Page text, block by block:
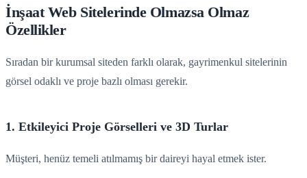
İnşaat Web Sitelerinde Olmazsa Olmaz
Özellikler
Sıradan bir kurumsal siteden farklı olarak, gayrimenkul sitelerinin
görsel odaklı ve proje bazlı olması gerekir.
1. Etkileyici Proje Görselleri ve 3D Turlar
Müşteri, henüz temeli atılmamış bir daireyi hayal etmek ister.